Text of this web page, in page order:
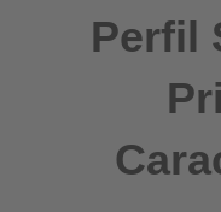
Perfil